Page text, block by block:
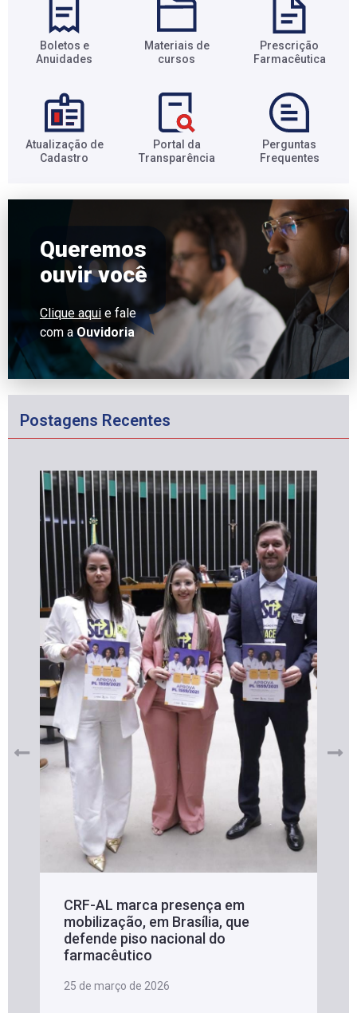
Boletos e
Anuidades​
Materiais de
cursos​
Prescrição
Farmacêutica​
Atualização de
Cadastro​
Portal da
Transparência​
Perguntas
Frequentes​
Queremos
ouvir você
Clique aqui e fale
com a Ouvidoria
Postagens Recentes
CRF-AL marca presença em
mobilização, em Brasília, que
defende piso nacional do
farmacêutico
25 de março de 2026